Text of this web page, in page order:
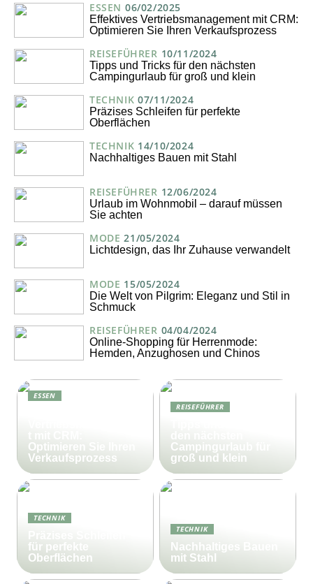
ESSEN 06/02/2025
Effektives Vertriebsmanagement mit CRM:
Optimieren Sie Ihren Verkaufsprozess
REISEFÜHRER 10/11/2024
Tipps und Tricks für den nächsten
Campingurlaub für groß und klein
TECHNIK 07/11/2024
Präzises Schleifen für perfekte
Oberflächen
TECHNIK 14/10/2024
Nachhaltiges Bauen mit Stahl
REISEFÜHRER 12/06/2024
Urlaub im Wohnmobil – darauf müssen
Sie achten
MODE 21/05/2024
Lichtdesign, das Ihr Zuhause verwandelt
MODE 15/05/2024
Die Welt von Pilgrim: Eleganz und Stil in
Schmuck
REISEFÜHRER 04/04/2024
Online-Shopping für Herrenmode:
Hemden, Anzughosen und Chinos
ESSEN
Optimieren Sie Ihren
Verkaufsprozess
REISEFÜHRER
Campingurlaub für
groß und klein
TECHNIK
für perfekte
Oberflächen
TECHNIK
Nachhaltiges Bauen
mit Stahl